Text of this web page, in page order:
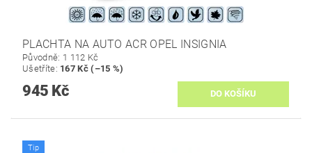
PLACHTA NA AUTO ACR OPEL INSIGNIA
Původně: 1 112 Kč
Ušetříte: 167 Kč (–15 %)
945 Kč
Tip